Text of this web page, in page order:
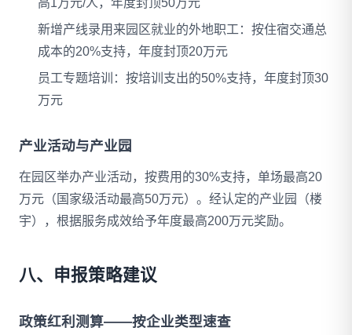
新增产线录用来园区就业的外地职工：按住宿交通总
成本的20%支持，年度封顶20万元
员工专题培训：按培训支出的50%支持，年度封顶30
万元
产业活动与产业园
在园区举办产业活动，按费用的30%支持，单场最高20
万元（国家级活动最高50万元）。经认定的产业园（楼
宇），根据服务成效给予年度最高200万元奖励。
八、申报策略建议
政策红利测算——按企业类型速查